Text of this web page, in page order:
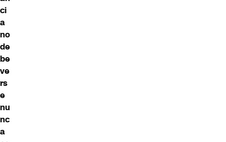
ci
a
no
de
be
ve
rs
e
nu
nc
a